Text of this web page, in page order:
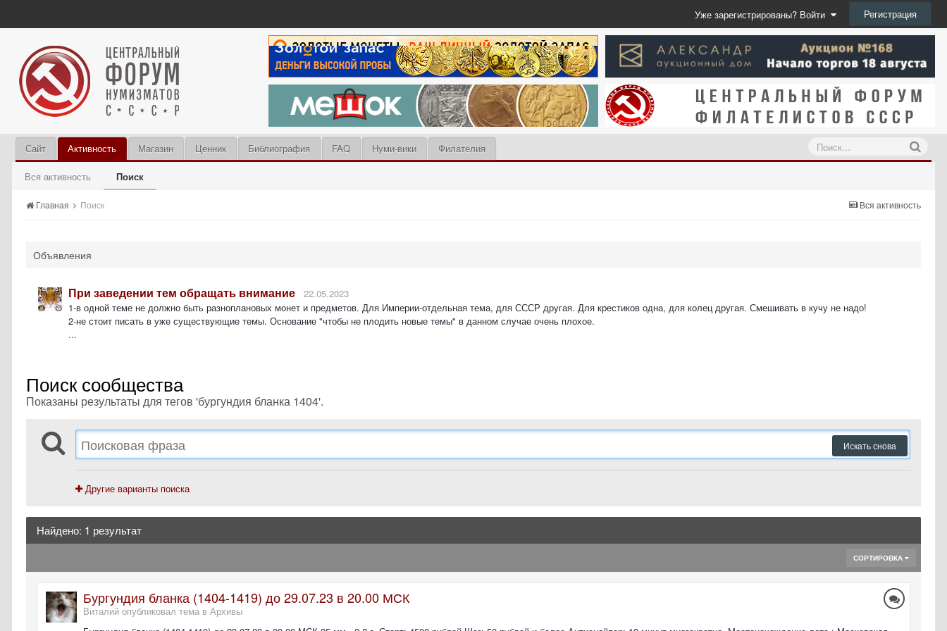
Уже зарегистрированы? Войти Регистрация
Сайт Активность
Вся активность Поиск
Магазин Ценник Библиография FAQ Нуми-вики Филателия
Вся активность
Главная Поиск
Объявления
При заведении тем обращать внимание
22.05.2023
1-в одной теме не должно быть разноплановых монет и предметов. Для Империи-отдельная тема, для СССР другая. Для крестиков одна, для колец другая. Смешивать в кучу не надо!
2-не стоит писать в уже существующие темы. Основание "чтобы не плодить новые темы" в данном случае очень плохое.
...
Поиск сообщества
Показаны результаты для тегов 'бургундия бланка 1404'.
Искать снова
Другие варианты поиска
Найдено: 1 результат
СОРТИРОВКА
Бургундия бланка (1404-1419) до 29.07.23 в 20.00 МСК
Виталий опубликовал тема в Архивы